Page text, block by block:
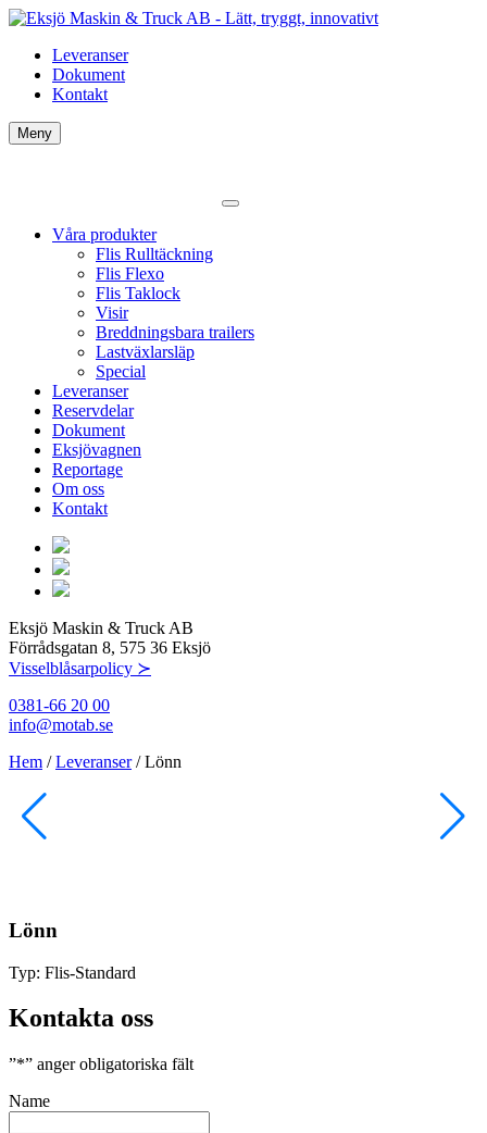
Leveranser
Dokument
Kontakt
Meny
Våra produkter
Flis Rulltäckning
Flis Flexo
Flis Taklock
Visir
Breddningsbara trailers
Lastväxlarsläp
Special
Leveranser
Reservdelar
Dokument
Eksjövagnen
Reportage
Om oss
Kontakt
Eksjö Maskin & Truck AB
Förrådsgatan 8, 575 36 Eksjö
Visselblåsarpolicy ≻
0381-66 20 00
info@motab.se
Hem /Leveranser/Lönn
Lönn
Typ: Flis-Standard
Kontakta oss
”*” anger obligatoriska fält
Name